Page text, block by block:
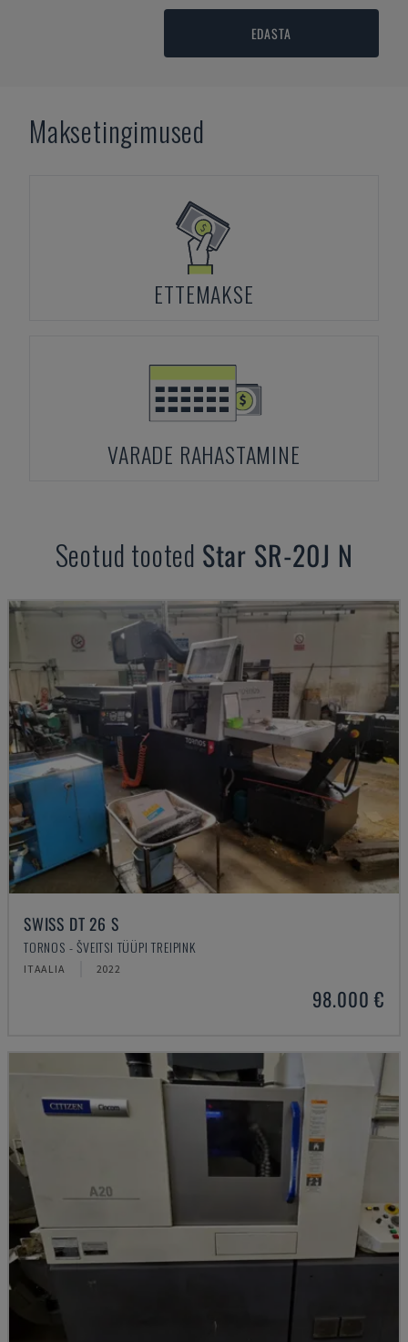
EDASTA
Maksetingimused
ETTEMAKSE
VARADE RAHASTAMINE
Seotud tooted Star SR-20J N
SWISS DT 26 S
TORNOS - ŠVEITSI TÜÜPI TREIPINK
ITAALIA 2022
98.000 €